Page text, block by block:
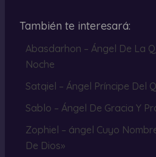
También te interesará:
Abasdarhon – Ángel De La
Noche
Satqiel – Ángel Príncipe Del
Sablo – Ángel De Gracia Y
Zophiel – ángel Cuyo
De Dios»